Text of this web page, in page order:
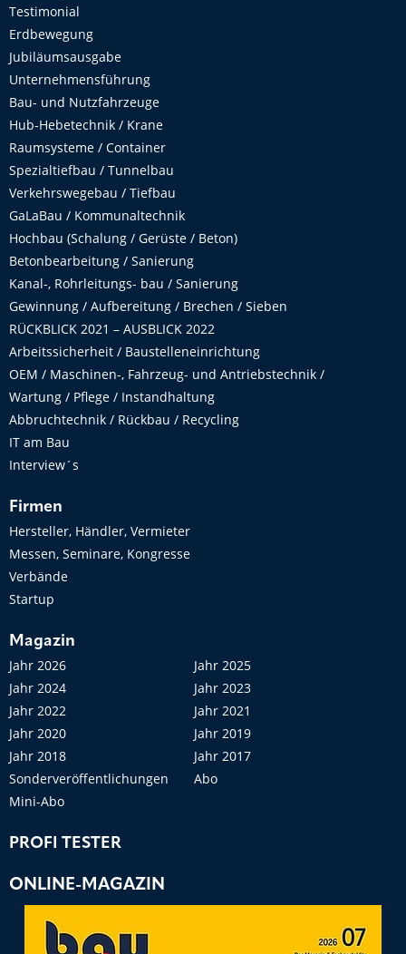
Testimonial
Erdbewegung
Jubiläumsausgabe
Unternehmensführung
Bau- und Nutzfahrzeuge
Hub-Hebetechnik / Krane
Raumsysteme / Container
Spezialtiefbau / Tunnelbau
Verkehrswegebau / Tiefbau
GaLaBau / Kommunaltechnik
Hochbau (Schalung / Gerüste / Beton)
Betonbearbeitung / Sanierung
Kanal-, Rohrleitungs- bau / Sanierung
Gewinnung / Aufbereitung / Brechen / Sieben
RÜCKBLICK 2021 – AUSBLICK 2022
Arbeitssicherheit / Baustelleneinrichtung
OEM / Maschinen-, Fahrzeug- und Antriebstechnik /
Wartung / Pflege / Instandhaltung
Abbruchtechnik / Rückbau / Recycling
IT am Bau
Interview´s
Firmen
Hersteller, Händler, Vermieter
Messen, Seminare, Kongresse
Verbände
Startup
Magazin
Jahr 2026
Jahr 2025
Jahr 2024
Jahr 2023
Jahr 2022
Jahr 2021
Jahr 2020
Jahr 2019
Jahr 2018
Jahr 2017
Sonderveröffentlichungen
Abo
Mini-Abo
PROFI TESTER
ONLINE-MAGAZIN